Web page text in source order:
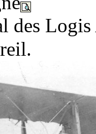
des